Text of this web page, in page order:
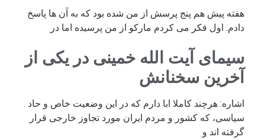
هفته پیش هم پنج پرسش از من شده بود که به آن ها پاسخ
دادم. اول فکر می کردم مارکو از من پرسیده اما در
سیمای آیت الله خمینی در یکی از
آخرین سخنانش
اشاره: هرچند کاملا ابا دارم که در این وضعیت خاص و حاد
سیاسی، که کشور و مردم ایران مورد تجاوز خارجی قرار
گرفته اند و